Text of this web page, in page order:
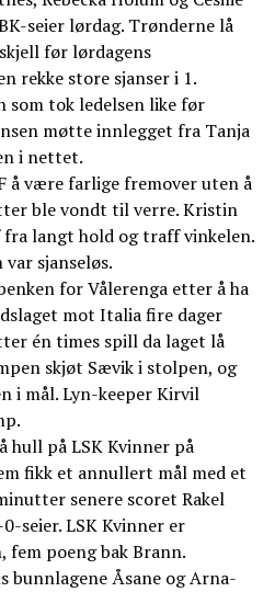
seier lørdag. Trønderne lå
før lørdagens
rekke store sjanser i 1.
som tok ledelsen like før
møtte innlegget fra Tanja
i nettet.
å være farlige fremover uten å
ble vondt til verre. Kristin
langt hold og traff vinkelen.
sjanseløs.
for Vålerenga etter å ha
mot Italia fire dager
én times spill da laget lå
skjøt Sævik i stolpen, og
i mål. Lyn-keeper Kirvil
hull på LSK Kvinner på
fikk et annullert mål med et
senere scoret Rakel
seier. LSK Kvinner er
fem poeng bak Brann.
bunnlagene Åsane og Arna-